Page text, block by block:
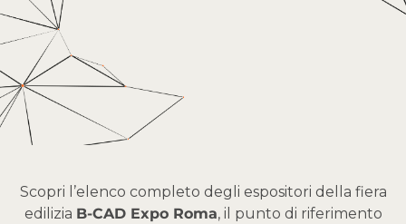
Scopri l’elenco completo degli espositori della fiera
edilizia B-CAD Expo Roma, il punto di riferimento